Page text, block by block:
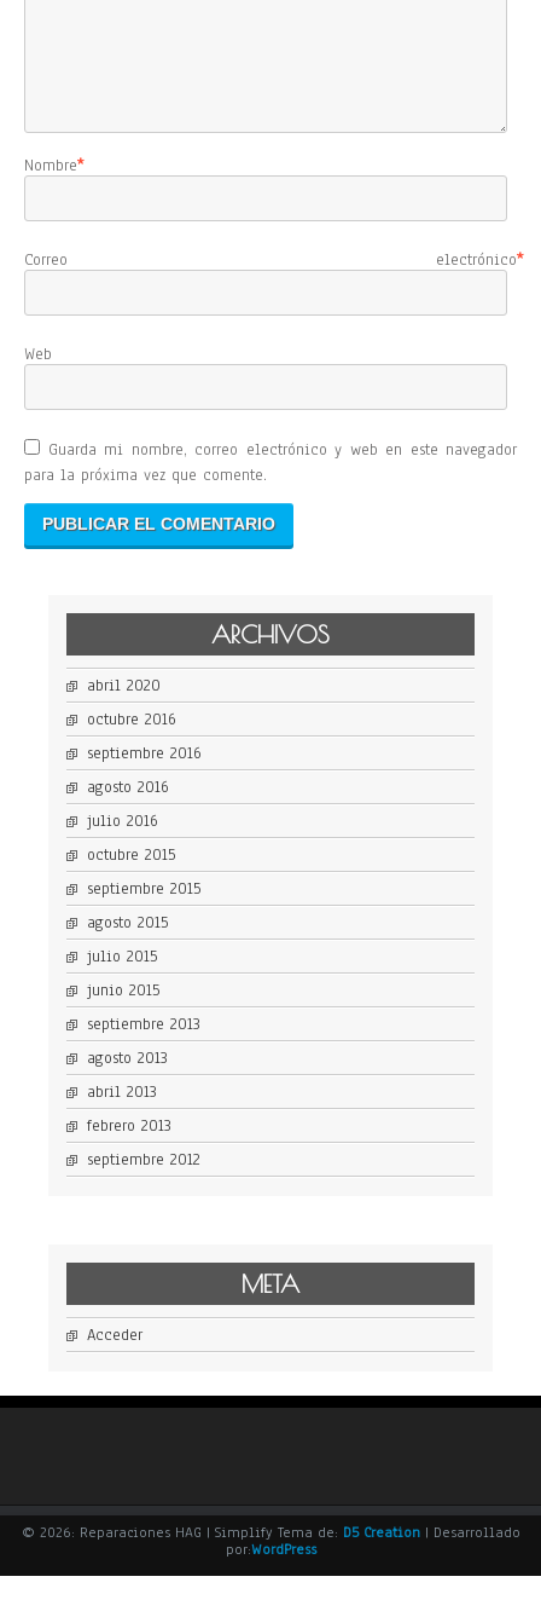
Nombre*
Correo electrónico*
Web
Guarda mi nombre, correo electrónico y web en este navegador
para la próxima vez que comente.
ARCHIVOS
abril 2020
octubre 2016
septiembre 2016
agosto 2016
julio 2016
octubre 2015
septiembre 2015
agosto 2015
julio 2015
junio 2015
septiembre 2013
agosto 2013
abril 2013
febrero 2013
septiembre 2012
META
Acceder
© 2026: Reparaciones HAG | Simplify Tema de: D5 Creation| Desarrollado
por:WordPress